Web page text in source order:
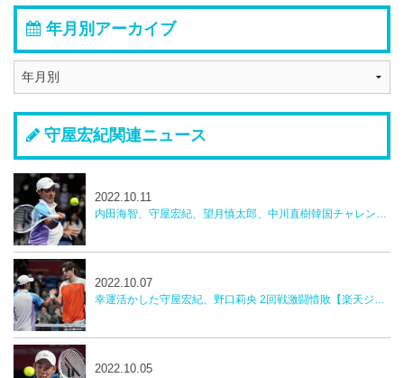
年月別アーカイブ
守屋宏紀関連ニュース
内田海智、守屋宏紀、望月慎太郎、中川直樹韓国チャレンジャー
2022.10.11
幸運活かした守屋宏紀、野口莉央 2回戦激闘惜敗【楽天ジャパンオープン】
2022.10.07
2022.10.05